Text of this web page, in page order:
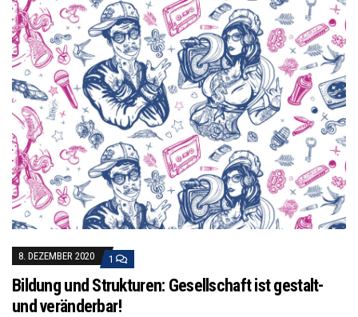
8. DEZEMBER 2020 1
Bildung und Strukturen: Gesellschaft ist gestalt-
und veränderbar!